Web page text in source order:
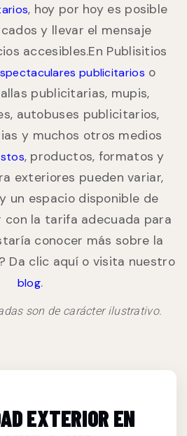
, hoy por hoy es posible
y llevar el mensaje
accesibles.En Publisitios
publicitarios o
publicitarias, mupis,
autobuses publicitarios,
y muchos otros medios
, productos, formatos y
exteriores pueden variar,
un espacio disponible de
la tarifa adecuada para
conocer más sobre la
Da clic aquí o visita nuestro
blog.
son de carácter ilustrativo.
EXTERIOR EN